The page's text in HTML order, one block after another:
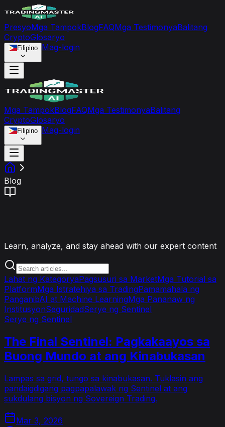
PresyoMga TampokBlogFAQMga TestimonyaBalitang
CryptoGlosaryo
Filipino Mag-login
Mga TampokBlogFAQMga TestimonyaBalitang
CryptoGlosaryo
Filipino Mag-login
Blog
Learn, analyze, and stay ahead with our expert content
Lahat ng KategoryaPagsusuri sa MarketMga Tutorial sa
PlatformMga Istratehiya sa TradingPamamahala ng
PanganibAI at Machine LearningMga Pananaw ng
InstitusyonSeguridadSerye ng Sentinel
Serye ng Sentinel
The Final Sentinel: Pagkakaayos sa
Buong Mundo at ang Kinabukasan
Lampas sa grid, tungo sa kinabukasan. Tuklasin ang
pandaigdigang pagpapalawak ng Sentinel at ang
sukdulang bisyon ng Sovereign Trading.
Mar 3, 2026